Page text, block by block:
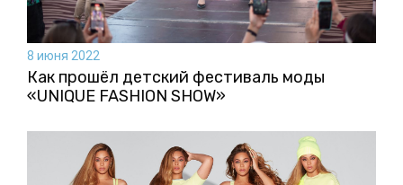
8 июня 2022
Как прошёл детский фестиваль моды
«UNIQUE FASHION SHOW»